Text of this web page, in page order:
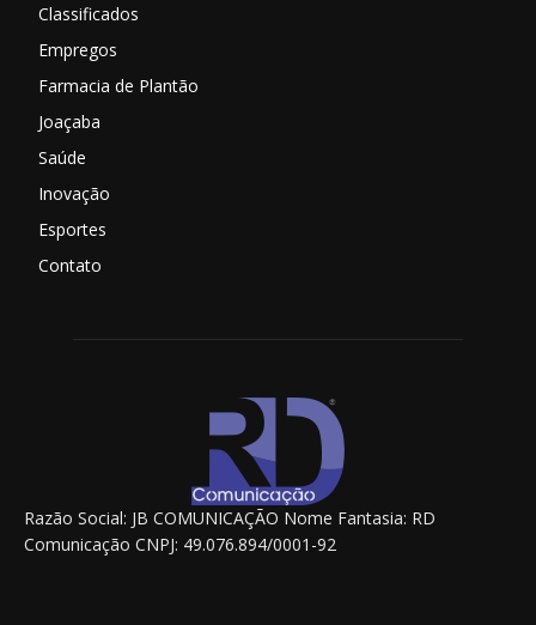
Classificados
Empregos
Farmacia de Plantão
Joaçaba
Saúde
Inovação
Esportes
Contato
Razão Social: JB COMUNICAÇÃO Nome Fantasia: RD
Comunicação CNPJ: 49.076.894/0001-92